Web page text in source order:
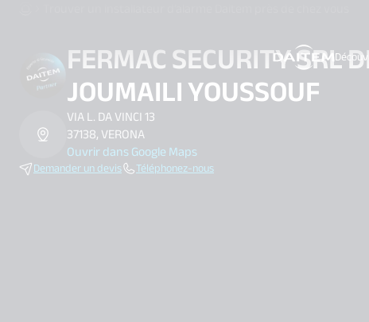
search.label
FERMAC SECURITY SRL
JOUMAILI YOUSSOUF
VIA L. DA VINCI 13
37138, VERONA
Ouvrir dans Google Maps
Demander un devis Téléphonez-nous